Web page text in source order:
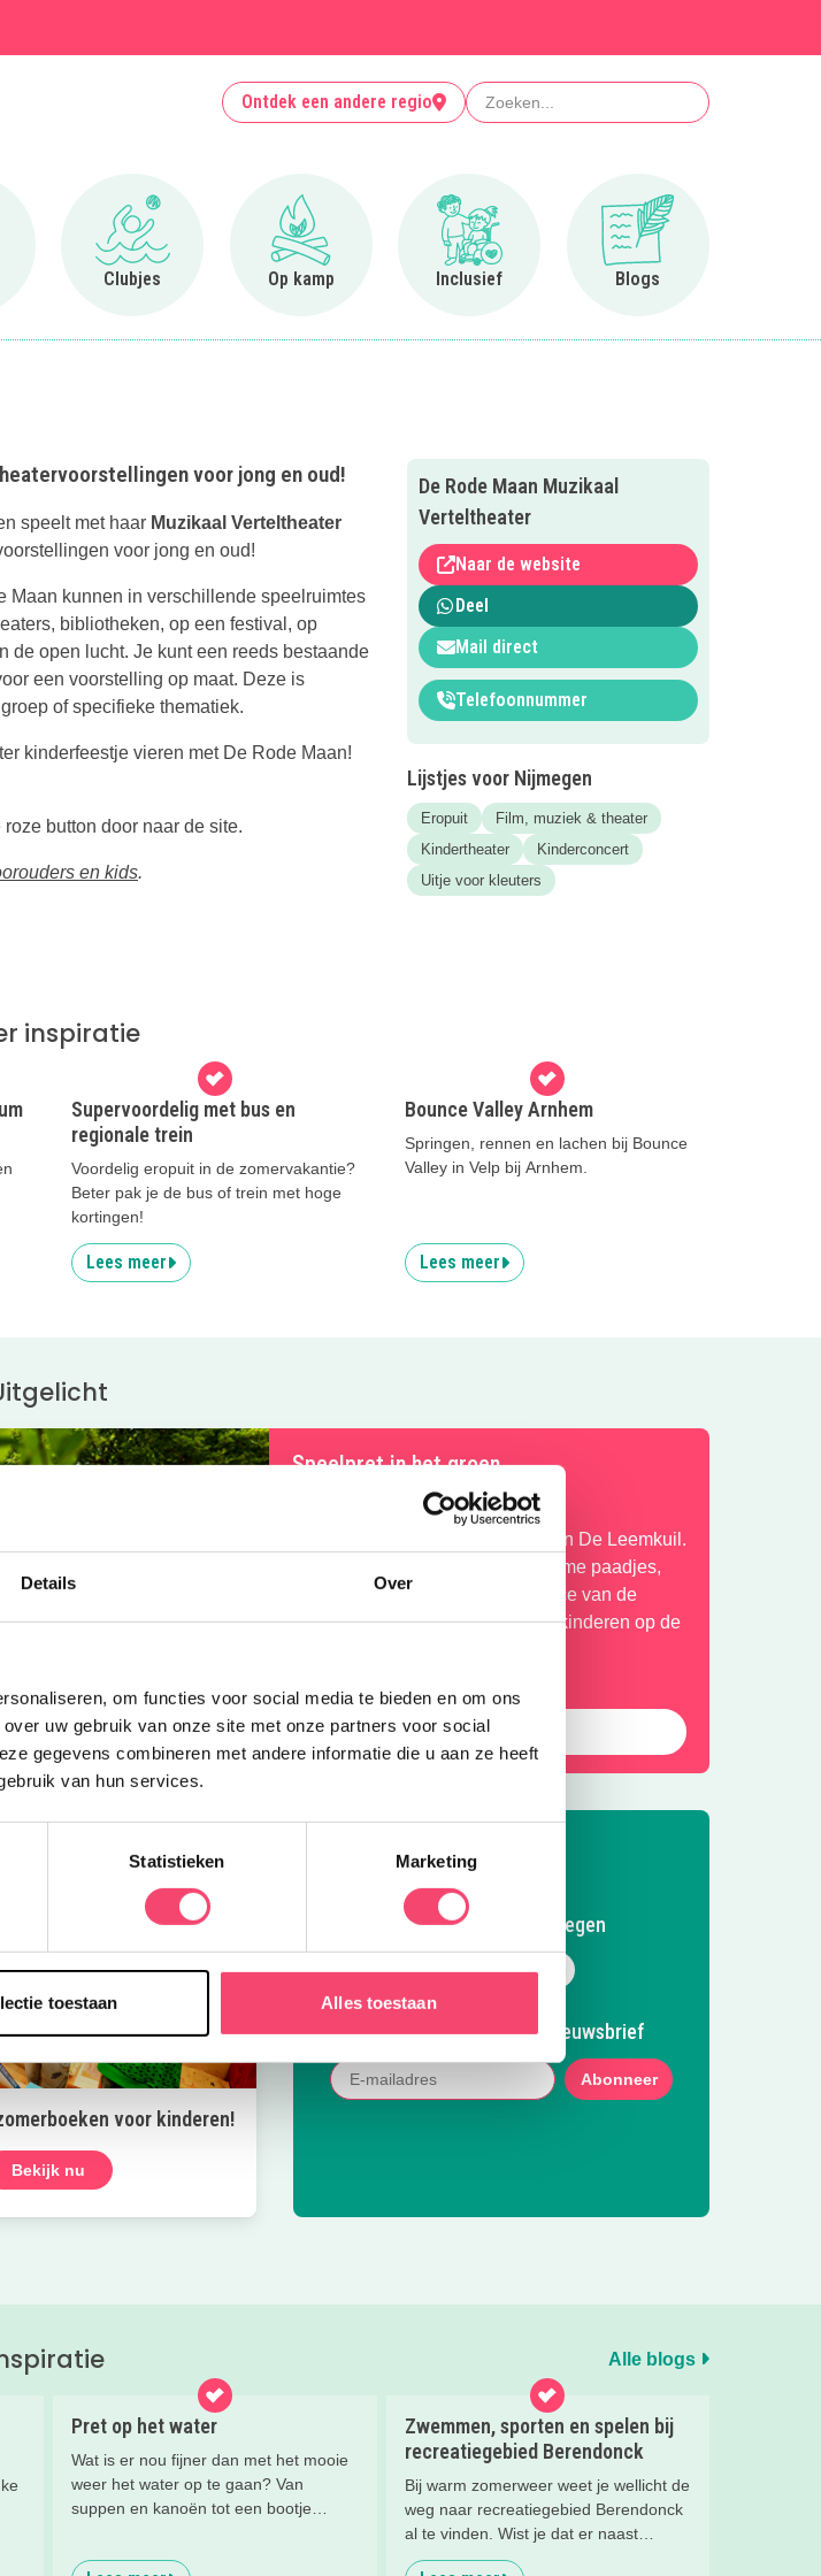
Details Over
om functies voor social media te bieden en om ons
uw gebruik van onze site met onze partners voor social
gegevens combineren met andere informatie die u aan ze heeft
van hun services.
Statistieken Marketing
toestaan Alles toestaan
Ontdek een andere regio Zoeken
Feestjes
Clubjes
Ga naar Clubjes
Op kamp
Ga naar Op kamp
Inclusief
Ga naar Inclusief
Blogs
Ga naar Blogs
voor jong en oud!
speelt met haar Muzikaal Verteltheater
voor jong en oud!
Maan kunnen in verschillende speelruimtes
bibliotheken, op een festival, op
de open lucht. Je kunt een reeds bestaande
een voorstelling op maat. Deze is
of specifieke thematiek.
kinderfeestje vieren met De Rode Maan!
button door naar de site.
en kids.
De Rode Maan Muzikaal
Verteltheater
Naar de website
Deel
Mail direct
Telefoonnummer
Lijstjes voor Nijmegen
Eropuit
Film, muziek & theater
Kindertheater
Kinderconcert
Uitje voor kleuters
inspiratie
Supervoordelig met bus en
regionale trein
Voordelig eropuit in de zomervakantie?
Beter pak je de bus of trein met hoge
kortingen!
Lees meer
Bounce Valley Arnhem
Springen, rennen en lachen bij Bounce
Valley in Velp bij Arnhem.
Lees meer
Speelpret in het groen
Ontdek het speelbos van speeltuin De Leemkuil.
Klauter over rotsen, verken geheime paadjes,
maak een ritje in het treinje en race van de
glijbaan. Bij mooi weer genieten kinderen op de
Ontdek deze leuke speeltuin
voor kinderen!
Bekijk nu
Volg Kidsproof Nijmegen
Volg ons op Facebook
Volg ons op Instagram
Volg ons op Pinterest
Mail ons
Meld je aan voor onze nieuwsbrief
Abonneer
Alle blogs
Pret op het water
Wat is er nou fijner dan met het mooie
weer het water op te gaan? Van
suppen en kanoën tot een bootje
je de leukste tips voor op én in het
Zwemmen, sporten en spelen bij
recreatiegebied Berendonck
Bij warm zomerweer weet je wellicht de
weg naar recreatiegebied Berendonck
al te vinden. Wist je dat er naast
zwemmen zoveel meer te beleven is